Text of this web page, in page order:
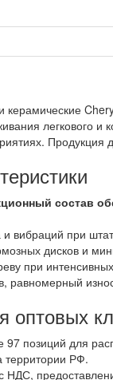
керамические
легкового и
Продукция
состав
вибраций при
дисков и
при
равномерный
позиций для
территории РФ.
НДС,